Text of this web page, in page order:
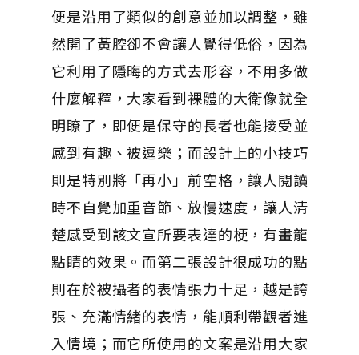
便是沿用了類似的創意並加以調整，雖
然開了黃腔卻不會讓人覺得低俗，因為
它利用了隱晦的方式去形容，不用多做
什麼解釋，大家看到裸體的大衛像就全
明瞭了，即便是保守的長者也能接受並
感到有趣、被逗樂；而設計上的小技巧
則是特別將「再小」前空格，讓人閱讀
時不自覺加重音節、放慢速度，讓人清
楚感受到該文宣所要表達的梗，有畫龍
點睛的效果。而第二張設計很成功的點
則在於被攝者的表情張力十足，越是誇
張、充滿情緒的表情，能順利帶觀者進
入情境；而它所使用的文案是沿用大家